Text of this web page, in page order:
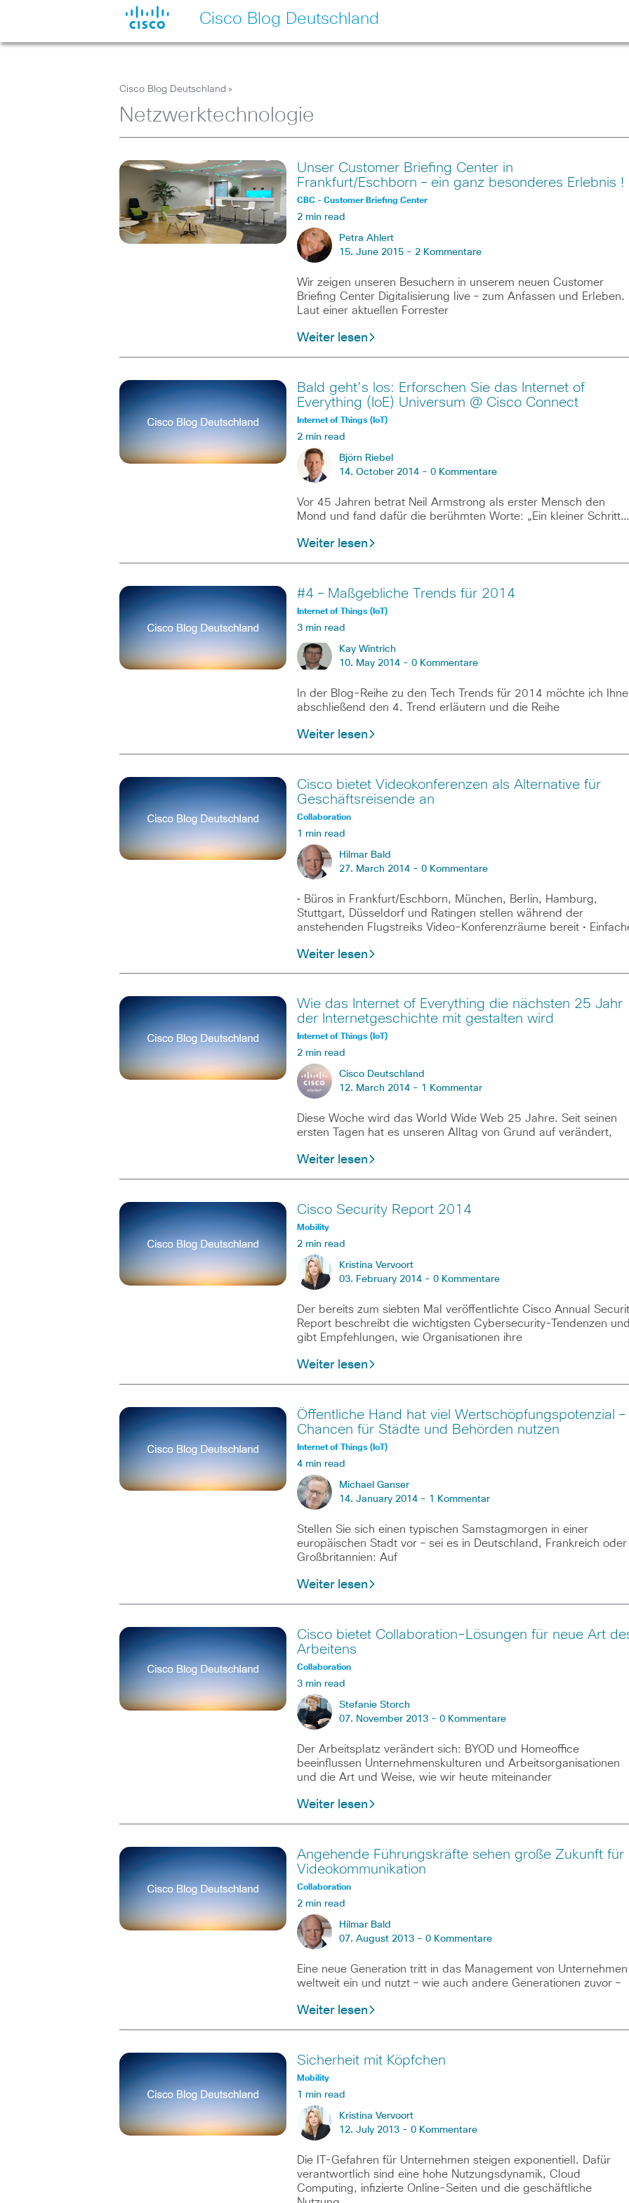
Cisco Blog Deutschland
Cisco Blog Deutschland >
Netzwerktechnologie
Unser Customer Briefing Center in
Frankfurt/Eschborn – ein ganz besonderes Erlebnis !
CBC - Customer Briefing Center
2 min read
Petra Ahlert
15. June 2015 - 2 Kommentare
Wir zeigen unseren Besuchern in unserem neuen Customer
Briefing Center Digitalisierung live – zum Anfassen und Erleben.
Laut einer aktuellen Forrester
Weiter lesen
Bald geht’s los: Erforschen Sie das Internet of
Everything (IoE) Universum @ Cisco Connect
Internet of Things (IoT)
2 min read
Björn Riebel
14. October 2014 - 0 Kommentare
Vor 45 Jahren betrat Neil Armstrong als erster Mensch den
Mond und fand dafür die berühmten Worte: „Ein kleiner Schritt…
Weiter lesen
#4 – Maßgebliche Trends für 2014
Internet of Things (IoT)
3 min read
Kay Wintrich
10. May 2014 - 0 Kommentare
In der Blog-Reihe zu den Tech Trends für 2014 möchte ich
abschließend den 4. Trend erläutern und die Reihe
Weiter lesen
Cisco bietet Videokonferenzen als Alternative für
Geschäftsreisende an
Collaboration
1 min read
Hilmar Bald
27. March 2014 - 0 Kommentare
• Büros in Frankfurt/Eschborn, München, Berlin, Hamburg,
Stuttgart, Düsseldorf und Ratingen stellen während der
anstehenden Flugstreiks Video-Konferenzräume bereit •
Weiter lesen
Wie das Internet of Everything die nächsten 25 Jahr
der Internetgeschichte mit gestalten wird
Internet of Things (IoT)
2 min read
Cisco Deutschland
12. March 2014 - 1 Kommentar
Diese Woche wird das World Wide Web 25 Jahre. Seit seinen
ersten Tagen hat es unseren Alltag von Grund auf verändert,
Weiter lesen
Cisco Security Report 2014
Mobility
2 min read
Kristina Vervoort
03. February 2014 - 0 Kommentare
Der bereits zum siebten Mal veröffentlichte Cisco Annual
Report beschreibt die wichtigsten Cybersecurity-Tendenzen
gibt Empfehlungen, wie Organisationen ihre
Weiter lesen
Öffentliche Hand hat viel Wertschöpfungspotenzial –
Chancen für Städte und Behörden nutzen
Internet of Things (IoT)
4 min read
Michael Ganser
14. January 2014 - 1 Kommentar
Stellen Sie sich einen typischen Samstagmorgen in einer
europäischen Stadt vor ­– sei es in Deutschland, Frankreich oder
Großbritannien: Auf
Weiter lesen
Cisco bietet Collaboration-Lösungen für neue Art
Arbeitens
Collaboration
3 min read
Stefanie Storch
07. November 2013 - 0 Kommentare
Der Arbeitsplatz verändert sich: BYOD und Homeoffice
beeinflussen Unternehmenskulturen und Arbeitsorganisationen
und die Art und Weise, wie wir heute miteinander
Weiter lesen
Angehende Führungskräfte sehen große Zukunft für
Videokommunikation
Collaboration
2 min read
Hilmar Bald
07. August 2013 - 0 Kommentare
Eine neue Generation tritt in das Management von Unternehmen
weltweit ein und nutzt – wie auch andere Generationen zuvor –
Weiter lesen
Sicherheit mit Köpfchen
Mobility
1 min read
Kristina Vervoort
12. July 2013 - 0 Kommentare
Die IT-Gefahren für Unternehmen steigen exponentiell. Dafür
verantwortlich sind eine hohe Nutzungsdynamik, Cloud
Computing, infizierte Online-Seiten und die geschäftliche